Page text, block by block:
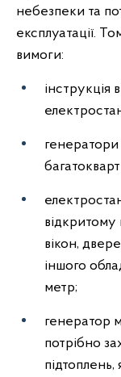
небезпеки та
експлуатації.
вимоги:
інструкція
відкритому
вікон,
іншого
метр;
генератор
потрібно